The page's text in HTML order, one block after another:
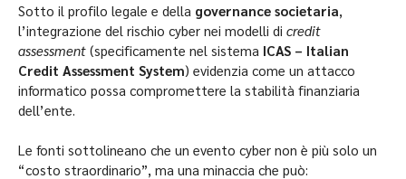
Sotto il profilo legale e della governance societaria
l’integrazione del rischio cyber nei modelli di credit
assessment (specificamente nel sistema ICAS – Italian
Credit Assessment System) evidenzia come un attacco
informatico possa compromettere la stabilità finanziaria
dell’ente.
Le fonti sottolineano che un evento cyber non è più solo un
“costo straordinario”, ma una minaccia che può: